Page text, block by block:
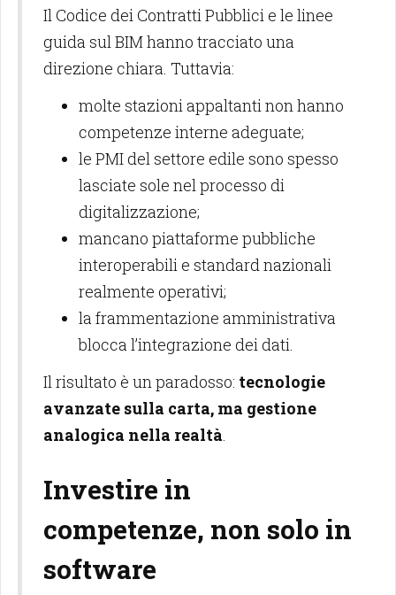
Il Codice dei Contratti Pubblici e le linee
guida sul BIM hanno tracciato una
direzione chiara. Tuttavia:
molte stazioni appaltanti non hanno
competenze interne adeguate;
le PMI del settore edile sono spesso
lasciate sole nel processo di
digitalizzazione;
mancano piattaforme pubbliche
interoperabili e standard nazionali
realmente operativi;
la frammentazione amministrativa
blocca l’integrazione dei dati.
Il risultato è un paradosso: tecnologie
avanzate sulla carta, ma gestione
analogica nella realtà.
Investire in
competenze, non solo in
software